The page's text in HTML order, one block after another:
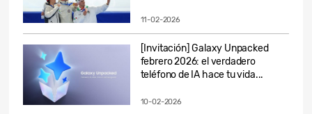
11-02-2026
[Invitación] Galaxy Unpacked
febrero 2026: el verdadero
teléfono de IA hace tu vida...
10-02-2026